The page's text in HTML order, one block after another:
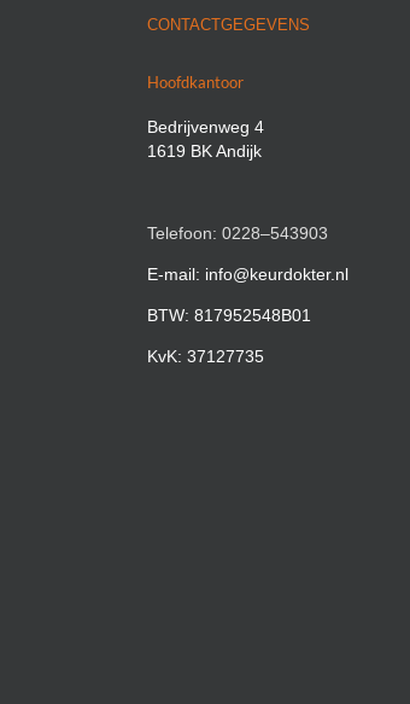
CONTACTGEGEVENS
Hoofdkantoor
Bedrijvenweg 4
1619 BK Andijk
Telefoon: 0228–543903
E-mail: info@keurdokter.nl
BTW: 817952548B01
KvK: 37127735